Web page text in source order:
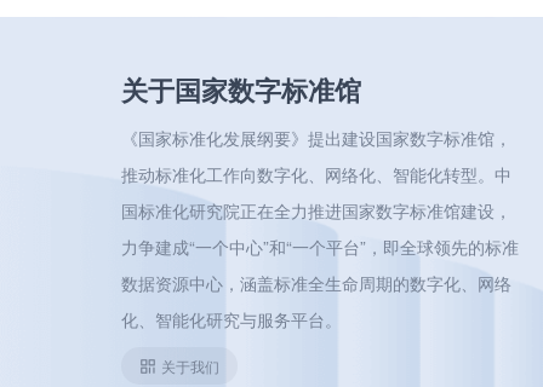
关于国家数字标准馆
《国家标准化发展纲要》提出建设国家数字标准馆，
推动标准化工作向数字化、网络化、智能化转型。中
国标准化研究院正在全力推进国家数字标准馆建设，
力争建成“一个中心”和“一个平台”，即全球领先的标准
数据资源中心，涵盖标准全生命周期的数字化、网络
化、智能化研究与服务平台。
关于我们